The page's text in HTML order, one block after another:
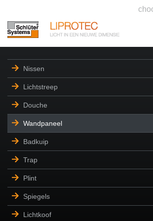
Nissen
Lichtstreep
Douche
Wandpaneel
Badkuip
Trap
Plint
Spiegels
Lichtkoof